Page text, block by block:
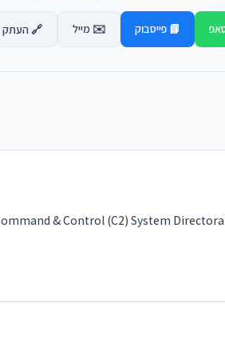
📘 פייסבוק ✉️ מייל 🔗 העתק
& Control (C2) System